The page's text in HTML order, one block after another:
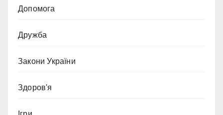
Допомога
Дружба
Закони України
Здоров'я